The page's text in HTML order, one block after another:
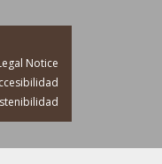
Notice